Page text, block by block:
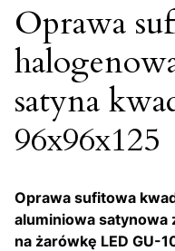
Oprawa
satyna
96x96x125
Oprawa sufitowa
aluminiowa satynowa
na żarówkę LED GU-